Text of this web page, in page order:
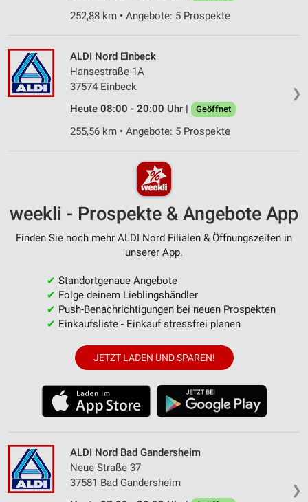
252,88 km • Angebote: 5 Prospekte
❯
ALDI Nord Einbeck
Hansestraße 1A
37574 Einbeck
Heute 08:00 - 20:00 Uhr |
Geöffnet
255,56 km • Angebote: 5 Prospekte
weekli - Prospekte & Angebote App
Finden Sie noch mehr ALDI Nord Filialen & Öffnungszeiten in
unserer App.
✔ Standortgenaue Angebote
✔ Folge deinem Lieblingshändler
✔ Push-Benachrichtigungen bei neuen Prospekten
✔ Einkaufsliste - Einkauf stressfrei planen
JETZT LADEN UND SPAREN!
❯
ALDI Nord Bad Gandersheim
Neue Straße 37
37581 Bad Gandersheim